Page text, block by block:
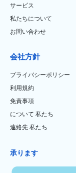
サービス
私たちについて
お問い合わせ
会社方針
プライバシーポリシー
利用規約
免責事項
について 私たち
連絡先 私たち
承ります